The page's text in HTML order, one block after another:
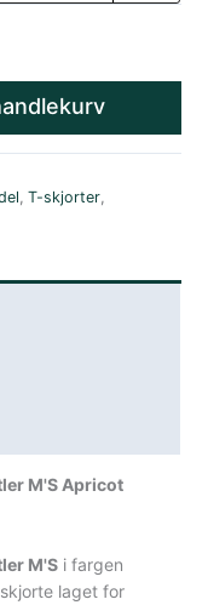
,T-skjorter,
M'S Apricot
M'S i fargen
laget for